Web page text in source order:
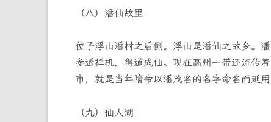
（八）潘仙故里
位子浮山潘村之后侧。浮山是潘仙之故乡。
参透禅机，得道成仙。现在高州一带还流传
市，就是当年隋帝以潘茂名的名字命名而延用
（九）仙人湖